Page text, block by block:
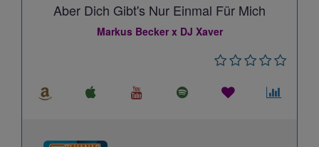
Aber Dich Gibt's Nur Einmal Für Mich
Markus Becker x DJ Xaver